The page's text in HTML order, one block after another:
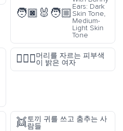
🧑🏿‍🐰‍🧑🏼
Ears: Dark
Skin Tone,
Medium-
Light Skin
Tone
💇🏻‍♀️머리를 자르는 피부색
이 밝은 여자
👯토끼 귀를 쓰고 춤추는 사
람들